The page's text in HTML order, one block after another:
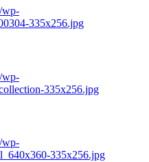
wp-
335x256.jpg
wp-
335x256.jpg
wp-
335x256.jpg